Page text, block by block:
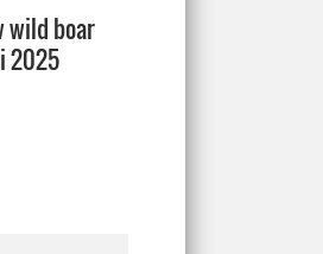
wild boar
2025